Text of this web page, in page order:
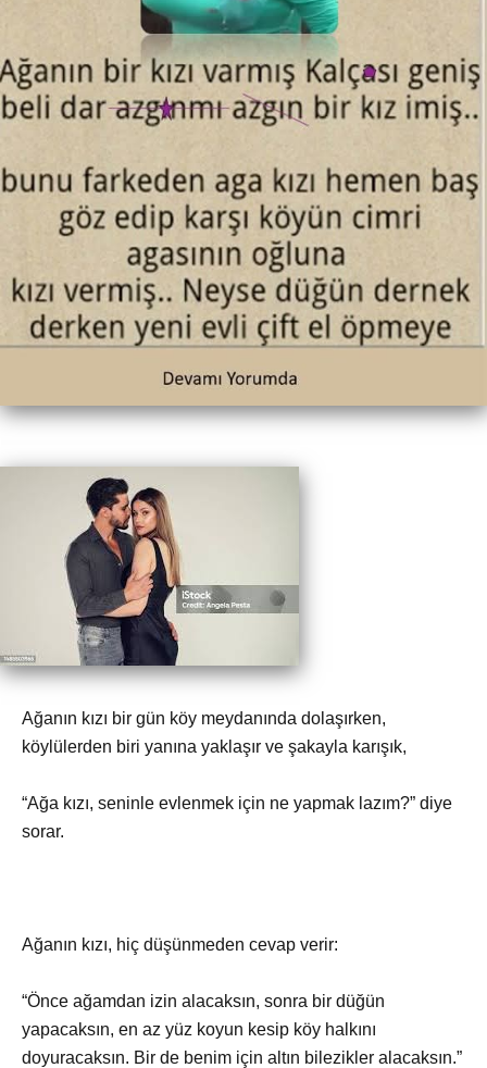
Ağanın kızı bir gün köy meydanında dolaşırken,
köylülerden biri yanına yaklaşır ve şakayla karışık,
“Ağa kızı, seninle evlenmek için ne yapmak lazım?” diye
sorar.
Ağanın kızı, hiç düşünmeden cevap verir:
“Önce ağamdan izin alacaksın, sonra bir düğün
yapacaksın, en az yüz koyun kesip köy halkını
doyuracaksın. Bir de benim için altın bilezikler alacaksın.”